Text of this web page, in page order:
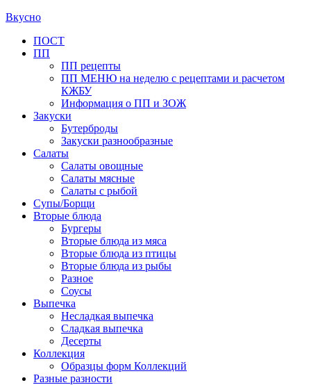
Вкусно
Primary
Menu
ПОСТ
ПП
ПП рецепты
ПП МЕНЮ на неделю с рецептами и расчетом
КЖБУ
Информация о ПП и ЗОЖ
Закуски
Бутерброды
Закуски разнообразные
Салаты
Салаты овощные
Салаты мясные
Салаты с рыбой
Супы/Борщи
Вторые блюда
Бургеры
Вторые блюда из мяса
Вторые блюда из птицы
Вторые блюда из рыбы
Разное
Соусы
Выпечка
Несладкая выпечка
Сладкая выпечка
Десерты
Коллекция
Образцы форм Коллекций
Разные разности